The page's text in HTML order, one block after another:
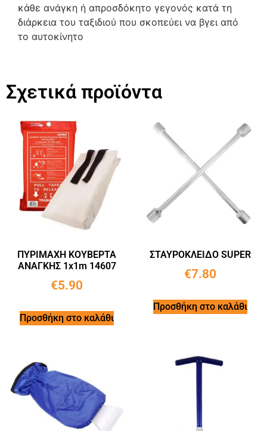
κάθε ανάγκη ή απροσδόκητο γεγονός κατά τη
διάρκεια του ταξιδιού που σκοπεύει να βγει από
το αυτοκίνητο
Σχετικά προϊόντα
ΠΥΡΙΜΑΧΗ ΚΟΥΒΕΡΤΑ
ΑΝΑΓΚΗΣ 1x1m 14607
€5.90
Προσθήκη στο καλάθι
ΣΤΑΥΡΟΚΛΕΙΔΟ SUPER
€7.80
Προσθήκη στο καλάθι